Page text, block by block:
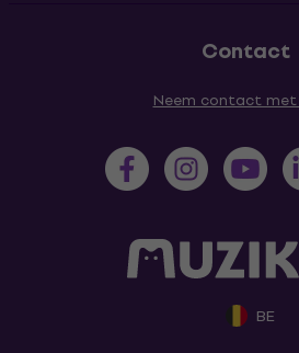
Contact
Neem contact met
BE